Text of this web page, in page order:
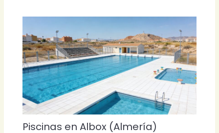
Piscinas en Albox (Almería)